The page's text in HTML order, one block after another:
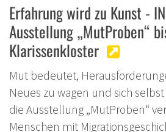
Erfahrung wird zu Kunst -
Ausstellung „MutProben“
Klarissenkloster
Mut bedeutet,
Neues zu wagen und sich
die Ausstellung „MutProben“
Menschen mit